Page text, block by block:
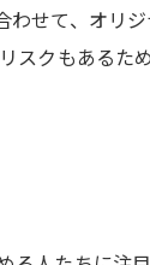
せて、オリ
スクもある